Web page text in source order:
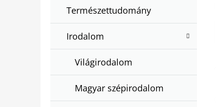
Természettudomány
Irodalom
Világirodalom
Magyar szépirodalom